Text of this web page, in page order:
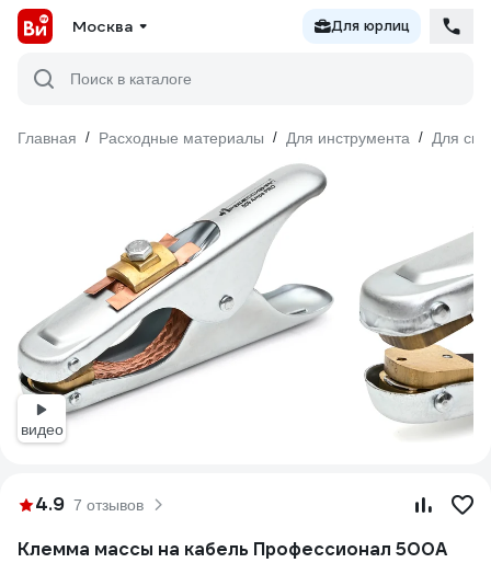
Москва Для юрлиц
Поиск в каталоге
Главная / Расходные материалы / Для инструмента / Для
видео
4.9 7 отзывов
Клемма массы на кабель Профессионал 500А